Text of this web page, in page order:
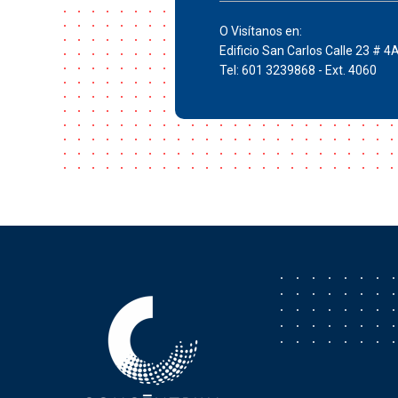
O Visítanos en:
Edificio San Carlos Calle 23 #
Tel: 601 3239868 - Ext. 4060